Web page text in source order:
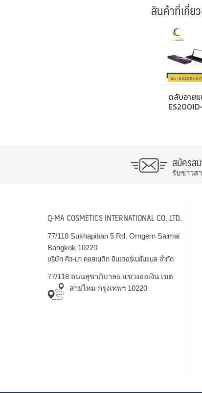
สินค้าที่เกี่ย
ตลับอาย
สมัครส
รับข่าวส
Q-MA COSMETICS INTERNATIONAL CO.,LTD.
77/118 Sukhapiban 5 Rd. Orngern Saimai
Bangkok 10220
บริษัท คิว-มา คอสเมติก อินเตอร์เนชั่นแนล จำกัด
77/118 ถนนสุขาภิบาล5 แขวงออเงิน เขต
สายไหม กรุงเทพฯ 10220